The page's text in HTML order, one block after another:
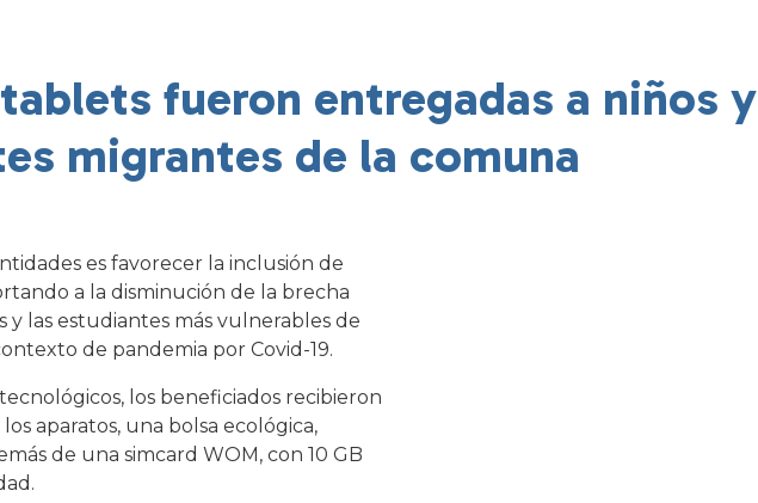
fueron entregadas a niños y
migrantes de la comuna
es favorecer la inclusión de
a la disminución de la brecha
las estudiantes más vulnerables de
de pandemia por Covid-19.
los beneficiados recibieron
aparatos, una bolsa ecológica,
de una simcard WOM, con 10 GB